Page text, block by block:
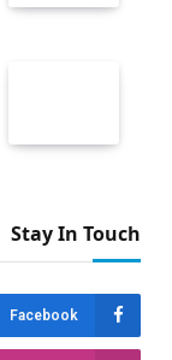
Stay In Touch
Facebook